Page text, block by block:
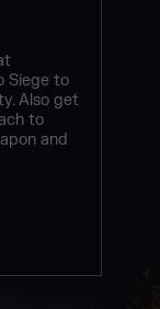
Siege to
Also get
to
and